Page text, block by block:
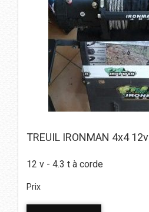
TREUIL IRONMAN 4x4 12v
12 v - 4.3 t à corde
Prix